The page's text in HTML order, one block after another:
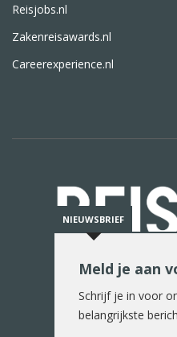
Reisjobs.nl
Zakenreisawards.nl
Careerexperience.nl
De reiswereld
NIEUWSBRIEF
Meld je aan
Schrijf je in voor
belangrijkste